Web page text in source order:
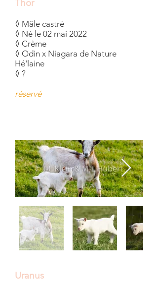
Thor
◊ Mâle castré
◊ Né le 02 mai 2022
◊ Crème
◊ Odin x Niagara de Nature
Hé'laine
◊ ?
réservé
Uranus